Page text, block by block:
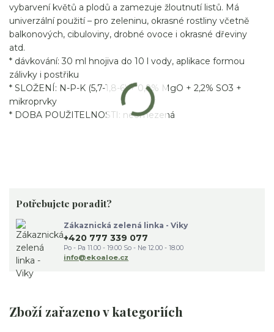
vybarvení květů a plodů a zamezuje žloutnutí listů. Má
univerzální použití – pro zeleninu, okrasné rostliny včetně
balkonových, cibuloviny, drobné ovoce i okrasné dřeviny
atd.
* dávkování: 30 ml hnojiva do 10 l vody, aplikace formou
zálivky i postřiku
* SLOŽENÍ: N-P-K (5,7-1,8-6) + 0,9% MgO + 2,2% SO3 +
mikroprvky
* DOBA POUŽITELNOSTI: neomezená
Zboží zařazeno v kategoriích
Potřebujete poradit?
Zákaznická zelená linka - Viky
+420 777 339 077
Po - Pa 11.00 - 19.00 So - Ne 12.00 - 18.00
info@ekoaloe.cz